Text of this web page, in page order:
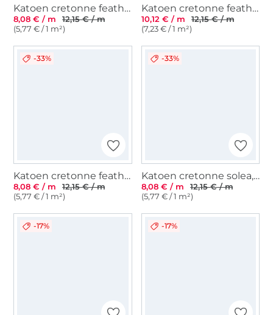
Katoen cretonne feather swirl, grijs
8,08 € / m
12,15 € / m
(5,77 € / 1 m²)
Katoen cretonne feather swirl, jeansblauw
10,12 € / m
12,15 € / m
(7,23 € / 1 m²)
-33%
Katoen cretonne feather swirl, beige
8,08 € / m
12,15 € / m
(5,77 € / 1 m²)
-33%
Katoen cretonne solea, grijs
8,08 € / m
12,15 € / m
(5,77 € / 1 m²)
-17% -17%